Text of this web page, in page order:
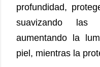
profundidad,
suavizando las
aumentando la
piel, mientras la